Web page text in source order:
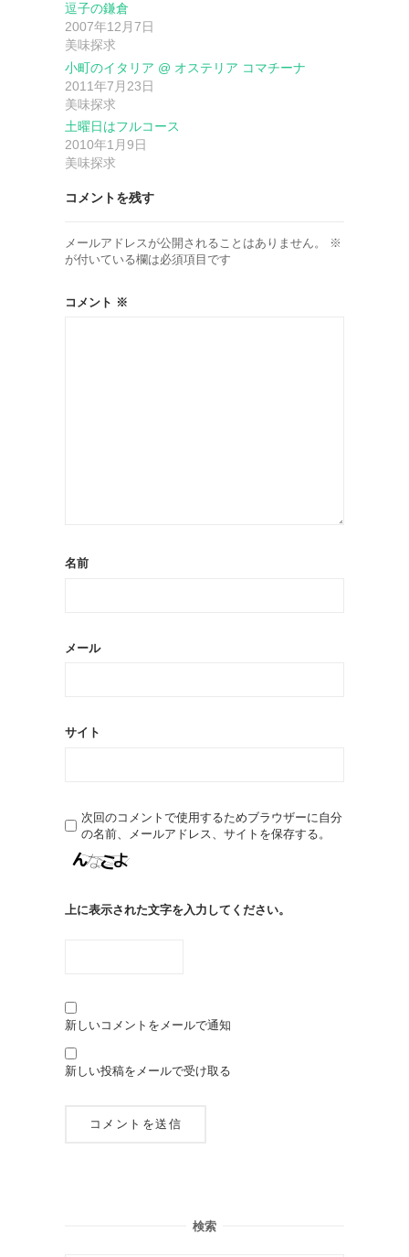
ョ
ン
逗子の鎌倉
2007年12月7日
美味探求
小町のイタリア @ オステリア コマチーナ
2011年7月23日
美味探求
土曜日はフルコース
2010年1月9日
美味探求
コメントを残す
メールアドレスが公開されることはありません。
※
が付いている欄は必須項目です
コメント ※
名前
メール
サイト
次回のコメントで使用するためブラウザーに自分
の名前、メールアドレス、サイトを保存する。
上に表示された文字を入力してください。
新しいコメントをメールで通知
新しい投稿をメールで受け取る
検索